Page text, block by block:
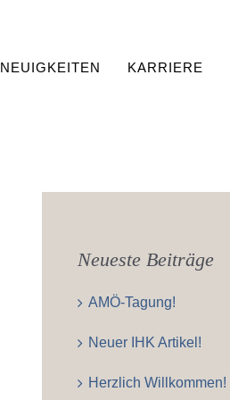
NEUIGKEITEN KARRIERE
Neueste Beiträge
AMÖ-Tagung!
Neuer IHK Artikel!
Herzlich Willkommen!